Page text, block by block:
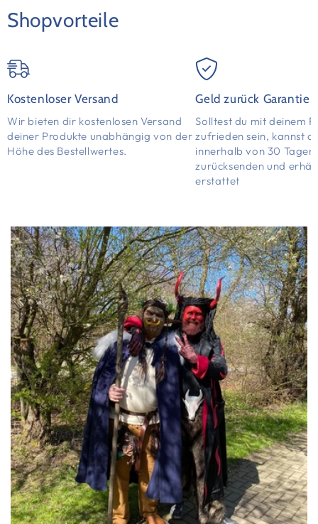
Shopvorteile
Kostenloser Versand
Wir bieten dir kostenlosen Versand
deiner Produkte unabhängig von der
Höhe des Bestellwertes.
Geld zurück Garantie
Solltest du mit deinem
zufrieden sein, kannst
innerhalb von 30 Tagen
zurücksenden und
erstattet